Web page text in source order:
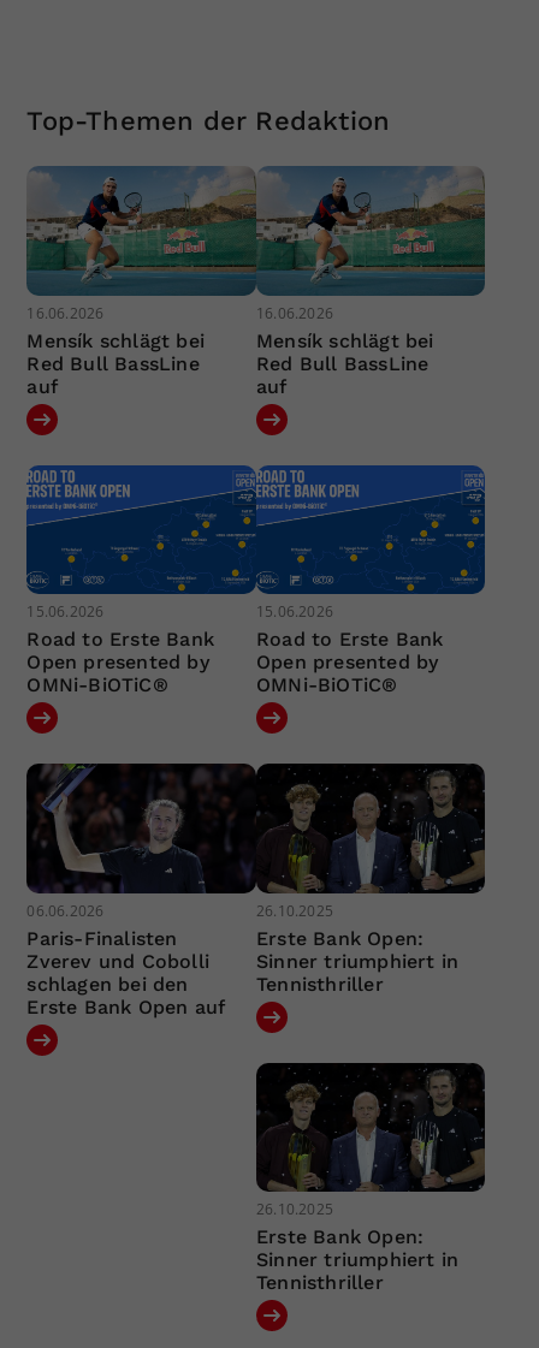
Top-Themen der Redaktion
16.06.2026
Mensík schlägt bei
Red Bull BassLine
auf
16.06.2026
Mensík schlägt bei
Red Bull BassLine
auf
15.06.2026
Road to Erste Bank
Open presented by
OMNi-BiOTiC®
15.06.2026
Road to Erste Bank
Open presented by
OMNi-BiOTiC®
06.06.2026
Paris-Finalisten
Zverev und Cobolli
schlagen bei den
Erste Bank Open auf
26.10.2025
Erste Bank Open:
Sinner triumphiert in
Tennisthriller
26.10.2025
Erste Bank Open:
Sinner triumphiert in
Tennisthriller